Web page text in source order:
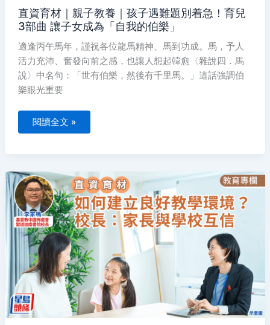
直資育材｜親子教養｜孩子遇難題別着急！育兒
3部曲 讓子女成為「自我的伯樂」
適逢丙午馬年，謹祝各位龍馬精神、馬到功成。馬，予人
活力充沛、奮發向前之感，也讓人想起韓愈〈雜說四．馬
說〉中名句：「世有伯樂，然後有千里馬。」這話強調伯
樂眼光重要
兒
3
部
曲
讓
子
女
成
為
「自
我
伯
樂」
閱讀全文 »
直
資
育
材
｜
家
校
合
作
｜
如
何
建
立
良
好
教
學